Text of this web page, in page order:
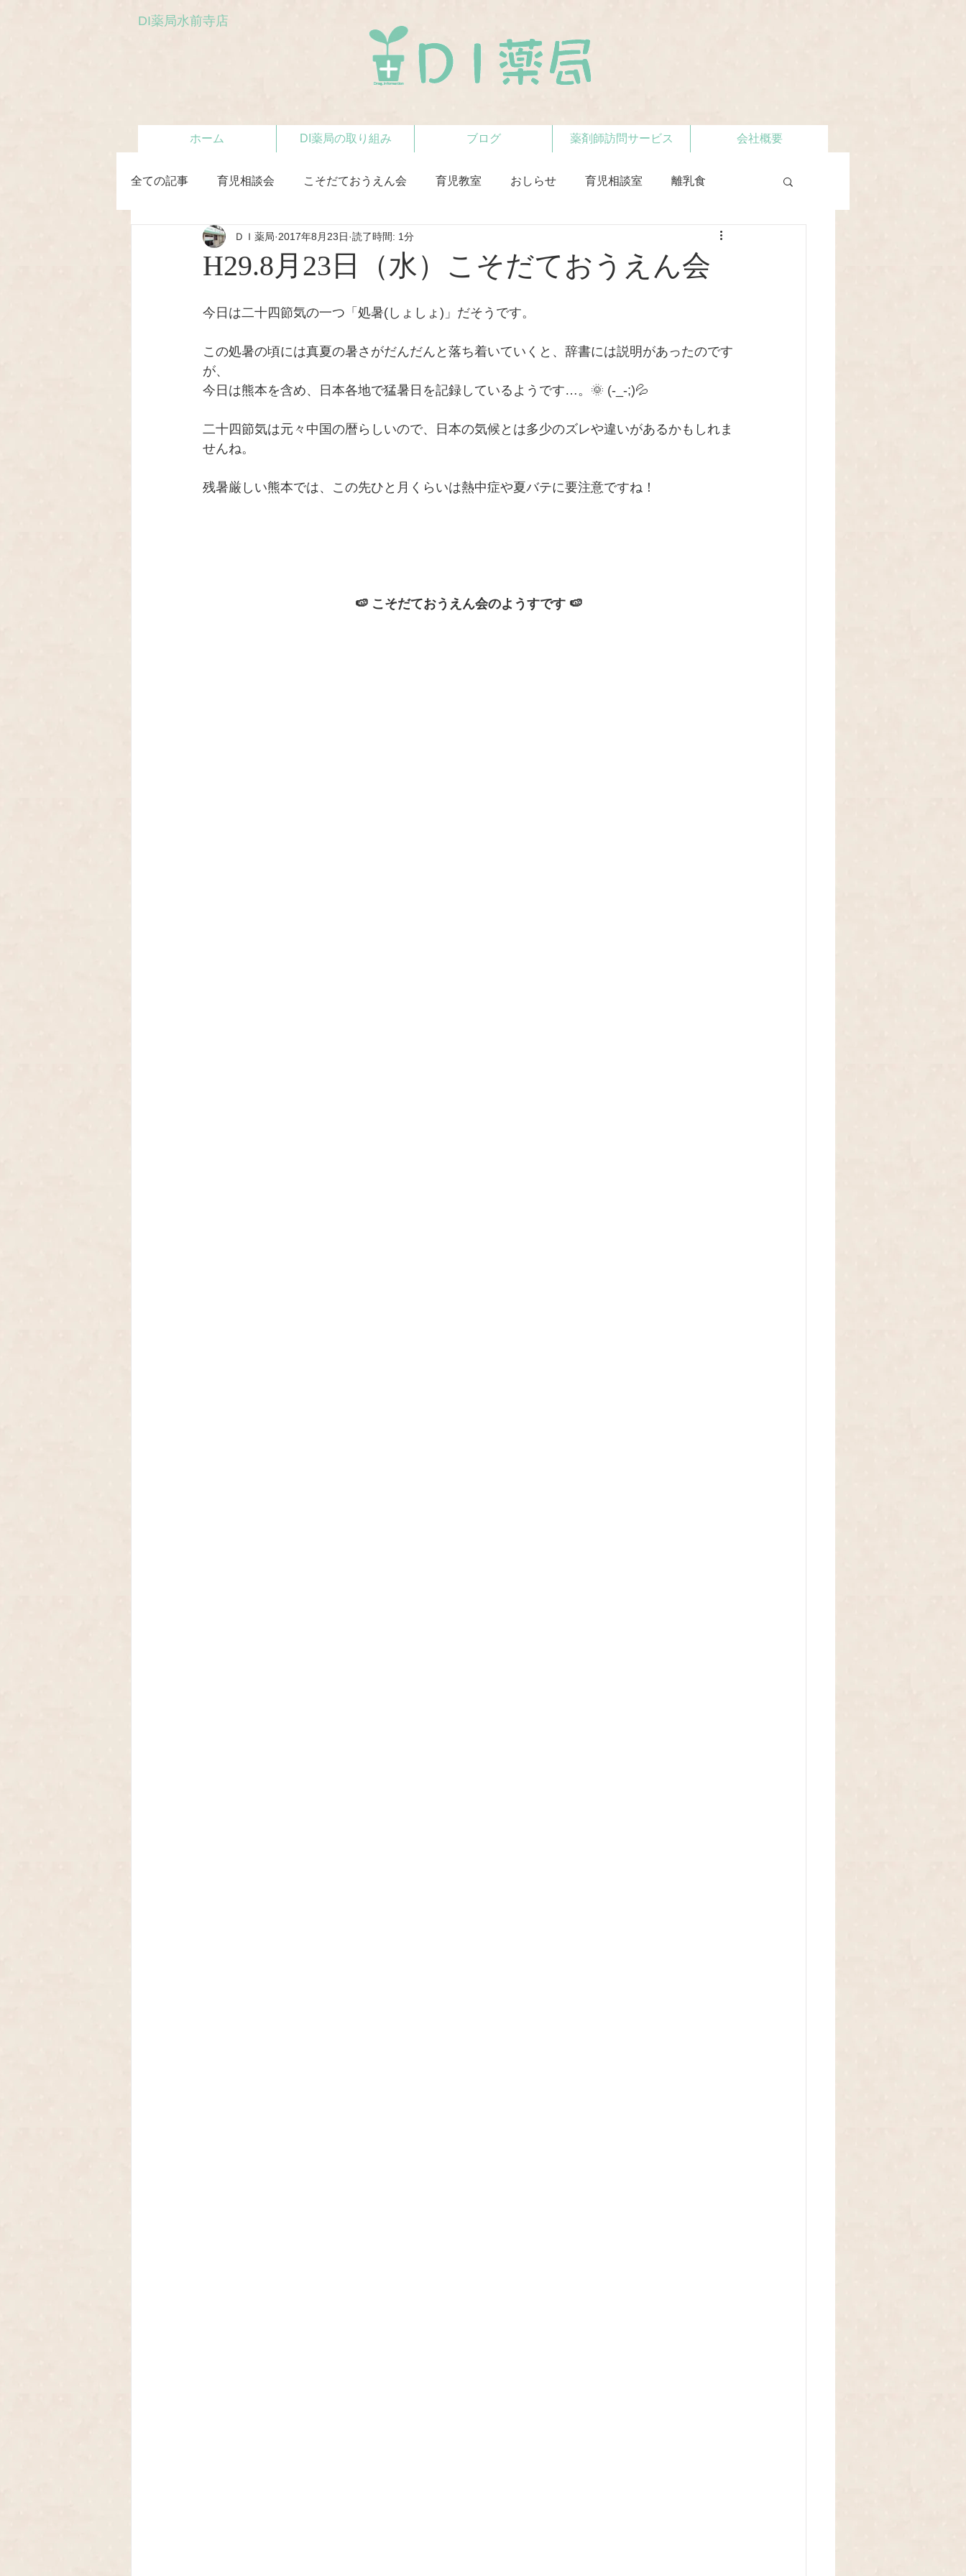
DI薬局水前寺店
ホーム DI薬局の取り組み ブログ 薬剤師訪問サービス 会社概要
全ての記事 育児相談会 こそだておうえん会 育児教室 おしらせ 育児相談室 離乳食
初めての離乳食教室
H29.8月23日（水）こそだておうえん会
ＤＩ薬局 2017年8月23日 読了時間: 1分
今日は二十四節気の一つ「処暑(しょしょ)」だそうです。
この処暑の頃には真夏の暑さがだんだんと落ち着いていくと、辞書には説明があったのです
が、
今日は熊本を含め、日本各地で猛暑日を記録しているようです…。🌞 (-_-;)💦
二十四節気は元々中国の暦らしいので、日本の気候とは多少のズレや違いがあるかもしれま
せんね。
残暑厳しい熊本では、この先ひと月くらいは熱中症や夏バテに要注意ですね！
🍉 こそだておうえん会のようすです 🍉